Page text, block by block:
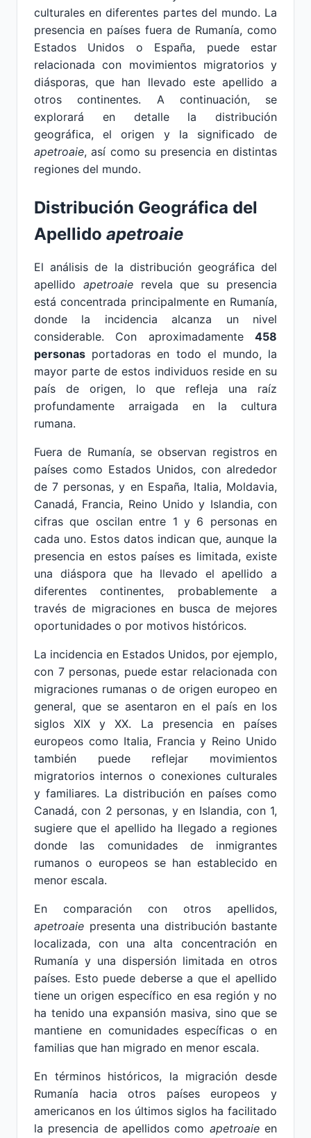
culturales en diferentes partes del mundo. La
presencia en países fuera de Rumanía, como
Estados Unidos o España, puede estar
relacionada con movimientos migratorios y
diásporas, que han llevado este apellido a
otros continentes. A continuación, se
explorará en detalle la distribución
geográfica, el origen y la significado de
apetroaie, así como su presencia en distintas
regiones del mundo.
Distribución Geográfica del
Apellido apetroaie
El análisis de la distribución geográfica del
apellido apetroaierevela que su presencia
está concentrada principalmente en Rumanía,
donde la incidencia alcanza un nivel
considerable. Con aproximadamente 458
personas portadoras en todo el mundo, la
mayor parte de estos individuos reside en su
país de origen, lo que refleja una raíz
profundamente arraigada en la cultura
rumana.
Fuera de Rumanía, se observan registros en
países como Estados Unidos, con alrededor
de 7 personas, y en España, Italia, Moldavia,
Canadá, Francia, Reino Unido y Islandia, con
cifras que oscilan entre 1 y 6 personas en
cada uno. Estos datos indican que, aunque la
presencia en estos países es limitada, existe
una diáspora que ha llevado el apellido a
diferentes continentes, probablemente a
través de migraciones en busca de mejores
oportunidades o por motivos históricos.
La incidencia en Estados Unidos, por ejemplo,
con 7 personas, puede estar relacionada con
migraciones rumanas o de origen europeo en
general, que se asentaron en el país en los
siglos XIX y XX. La presencia en países
europeos como Italia, Francia y Reino Unido
también puede reflejar movimientos
migratorios internos o conexiones culturales
y familiares. La distribución en países como
Canadá, con 2 personas, y en Islandia, con 1,
sugiere que el apellido ha llegado a regiones
donde las comunidades de inmigrantes
rumanos o europeos se han establecido en
menor escala.
En comparación con otros apellidos,
apetroaie presenta una distribución bastante
localizada, con una alta concentración en
Rumanía y una dispersión limitada en otros
países. Esto puede deberse a que el apellido
tiene un origen específico en esa región y no
ha tenido una expansión masiva, sino que se
mantiene en comunidades específicas o en
familias que han migrado en menor escala.
En términos históricos, la migración desde
Rumanía hacia otros países europeos y
americanos en los últimos siglos ha facilitado
la presencia de apellidos como apetroaieen